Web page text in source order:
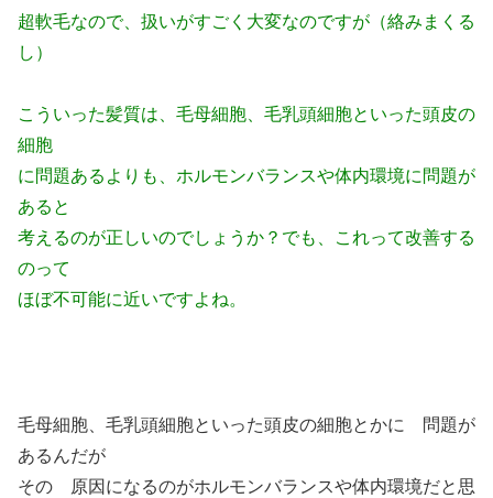
超軟毛なので、扱いがすごく大変なのですが（絡みまくる
し）
こういった髪質は、毛母細胞、毛乳頭細胞といった頭皮の
細胞
に問題あるよりも、ホルモンバランスや体内環境に問題が
あると
考えるのが正しいのでしょうか？でも、これって改善する
のって
ほぼ不可能に近いですよね。
毛母細胞、毛乳頭細胞といった頭皮の細胞とかに 問題が
あるんだが
その 原因になるのがホルモンバランスや体内環境だと思